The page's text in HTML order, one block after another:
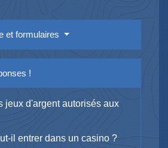
et formulaires
!
jeux d'argent autorisés aux
il entrer dans un casino ?